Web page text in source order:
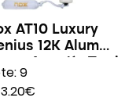
AT10 Luxury
12K Alum
9